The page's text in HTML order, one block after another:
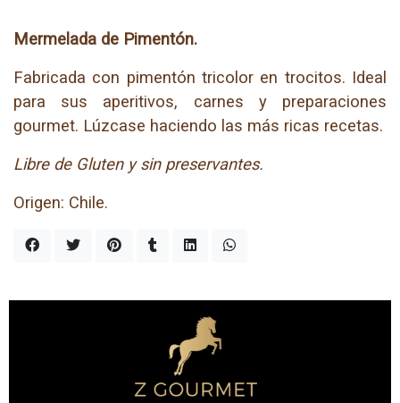
Mermelada de Pimentón.
Fabricada con pimentón tricolor en trocitos. Ideal
para sus aperitivos, carnes y preparaciones
gourmet. Lúzcase haciendo las más ricas recetas.
Libre de Gluten y sin preservantes.
Origen: Chile.